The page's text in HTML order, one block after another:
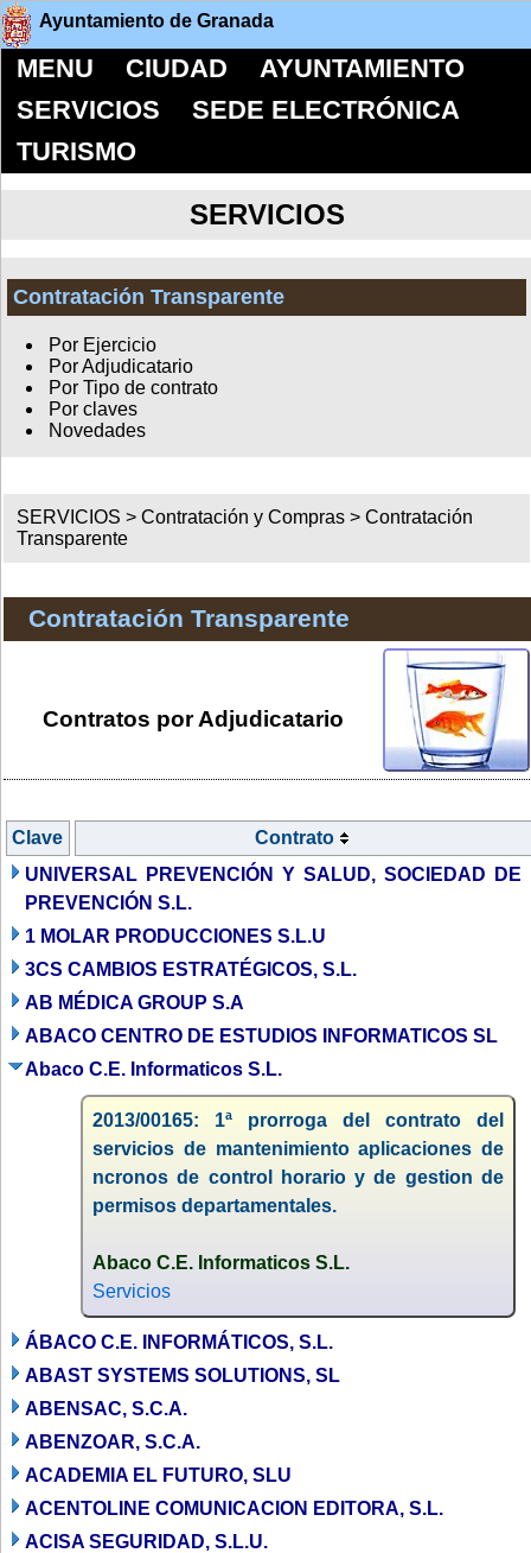
Ayuntamiento de Granada
MENU CIUDAD
AYUNTAMIENTO
SERVICIOS
SEDE ELECTRÓNICA
TURISMO
SERVICIOS
Contratación Transparente
Por Ejercicio
Por Adjudicatario
Por Tipo de contrato
Por claves
Novedades
SERVICIOS >Contratación y Compras >Contratación
Transparente
Contratación Transparente
Contratos por Adjudicatario
Clave
Contrato
UNIVERSAL PREVENCIÓN Y SALUD, SOCIEDAD DE
PREVENCIÓN S.L.
1 MOLAR PRODUCCIONES S.L.U
3CS CAMBIOS ESTRATÉGICOS, S.L.
AB MÉDICA GROUP S.A
ABACO CENTRO DE ESTUDIOS INFORMATICOS SL
Abaco C.E. Informaticos S.L.
2013/00165: 1ª prorroga del contrato del
servicios de mantenimiento aplicaciones de
ncronos de control horario y de gestion de
permisos departamentales.
Abaco C.E. Informaticos S.L.
Servicios
ÁBACO C.E. INFORMÁTICOS, S.L.
ABAST SYSTEMS SOLUTIONS, SL
ABENSAC, S.C.A.
ABENZOAR, S.C.A.
ACADEMIA EL FUTURO, SLU
ACENTOLINE COMUNICACION EDITORA, S.L.
ACISA SEGURIDAD, S.L.U.